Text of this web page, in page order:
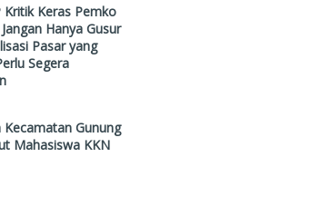
Kritik Keras Pemko
Hanya Gusur
Pasar yang
Segera
Gunung
Mahasiswa KKN